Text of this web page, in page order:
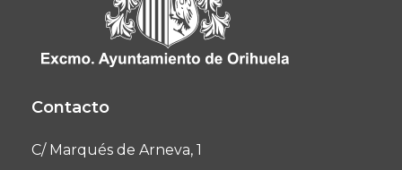
Contacto
C/ Marqués de Arneva, 1